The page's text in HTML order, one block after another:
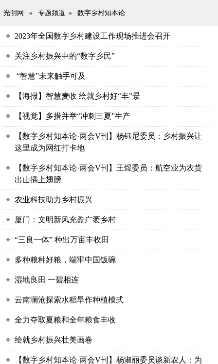
光明网 » 专题频道 » 数字乡村知本论
2023年全国数字乡村建设工作现场推进会召开
关注乡村振兴中的“数字乡民”
“智慧”未来触手可及
【海报】智慧麦收 绘就乡村好“丰”景
【视觉】多措并举“冲刺三夏”生产
【数字乡村知本论·两会V刊】杨钰尼委员：乡村振兴让
这里成为网红打卡地
【数字乡村知本论·两会V刊】王煜委员：航空业为农货
出山插上翅膀
农业科技助力乡村振兴
厦门：文明新风充盈广袤乡村
“三良一体” 种出万亩丰收田
多种粮种好粮，端牢中国饭碗
湿地良田 一碧相连
云南澜沧探索水稻旱作种植模式
全力夺取夏粮和全年粮食丰收
绘就乡村振兴壮美画卷
【数字乡村知本论·两会V刊】杨淑丽委员谈新农人：为